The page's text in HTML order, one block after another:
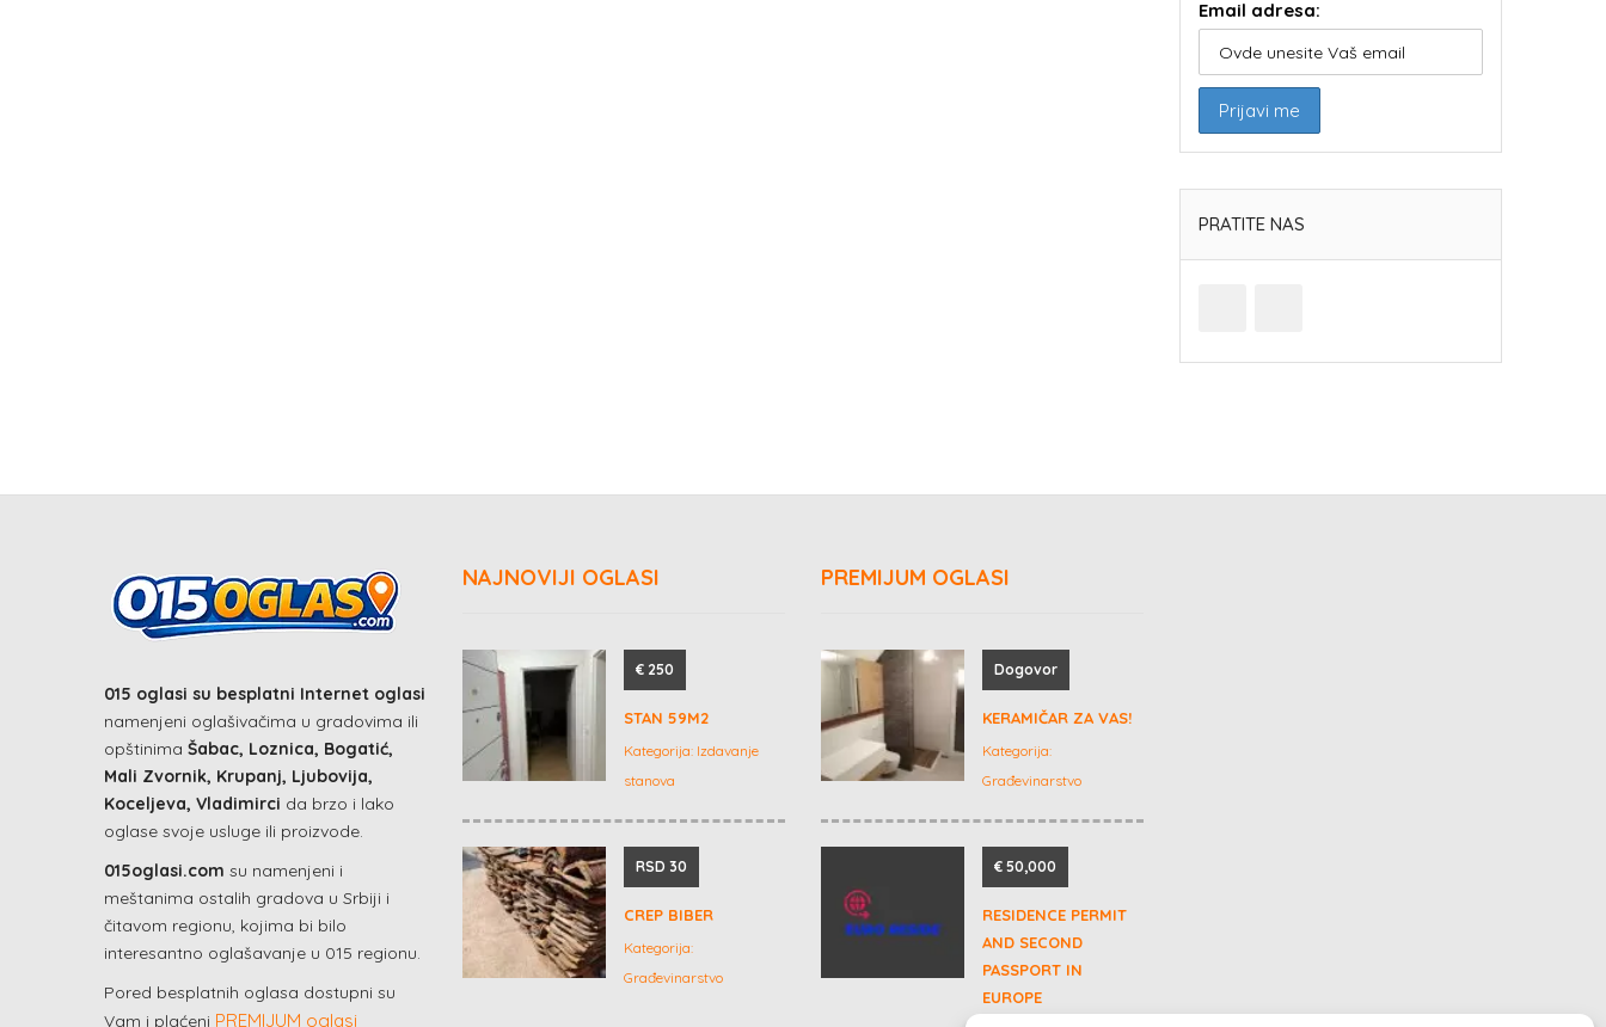
Email adresa:
PRATITE NAS
015 oglasi su besplatni Internet oglasi
namenjeni oglašivačima u gradovima ili
opštinima Šabac, Loznica, Bogatić,
Mali Zvornik, Krupanj, Ljubovija,
Koceljeva, Vladimirci da brzo i lako
oglase svoje usluge ili proizvode.
015oglasi.com su namenjeni i
meštanima ostalih gradova u Srbiji i
čitavom regionu, kojima bi bilo
interesantno oglašavanje u 015 regionu.
Pored besplatnih oglasa dostupni su
Vam i plaćeni PREMIJUM oglasi
NAJNOVIJI OGLASI
€ 250
STAN 59M2
Kategorija: Izdavanje
stanova
RSD 30
CREP BIBER
Kategorija:
Građevinarstvo
PREMIJUM OGLASI
Dogovor
KERAMIČAR ZA VAS!
Kategorija:
Građevinarstvo
€ 50,000
RESIDENCE PERMIT
AND SECOND
PASSPORT IN
EUROPE